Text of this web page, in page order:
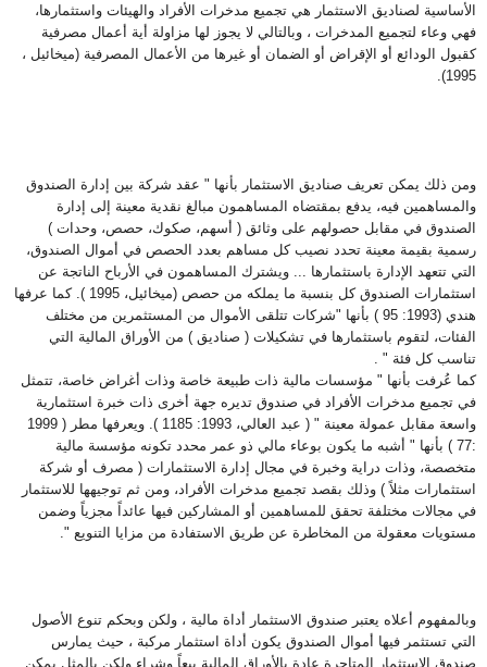
الأساسية لصناديق الاستثمار هي تجميع مدخرات الأفراد والهيئات واستثمارها،
فهي وعاء لتجميع المدخرات ، وبالتالي لا يجوز لها مزاولة أية أعمال مصرفية
كقبول الودائع أو الإقراض أو الضمان أو غيرها من الأعمال المصرفية (ميخائيل ،
1995
).
ومن ذلك يمكن تعريف صناديق الاستثمار بأنها " عقد شركة بين إدارة الصندوق
والمساهمين فيه، يدفع بمقتضاه المساهمون مبالغ نقدية معينة إلى إدارة
الصندوق في مقابل حصولهم على وثائق ( أسهم، صكوك، حصص، وحدات )
رسمية بقيمة معينة تحدد نصيب كل مساهم بعدد الحصص في أموال الصندوق،
التي تتعهد الإدارة باستثمارها ... ويشترك المساهمون في الأرباح الناتجة عن
استثمارات الصندوق كل بنسبة ما يملكه من حصص (ميخائيل، 1995 ). كما عرفها
هندي (1993: 95 ) بأنها "شركات تتلقى الأموال من المستثمرين من مختلف
الفئات، لتقوم باستثمارها في تشكيلات ( صناديق ) من الأوراق المالية التي
تناسب كل فئة " .
كما عُرفت بأنها " مؤسسات مالية ذات طبيعة خاصة وذات أغراض خاصة، تتمثل
في تجميع مدخرات الأفراد في صندوق تديره جهة أخرى ذات خبرة استثمارية
واسعة مقابل عمولة معينة " ( عبد العالي، 1993: 1185 ). ويعرفها مطر ( 1999
:77 ) بأنها " أشبه ما يكون بوعاء مالي ذو عمر محدد تكونه مؤسسة مالية
متخصصة، وذات دراية وخبرة في مجال إدارة الاستثمارات ( مصرف أو شركة
استثمارات مثلاً ) وذلك بقصد تجميع مدخرات الأفراد، ومن ثم توجيهها للاستثمار
في مجالات مختلفة تحقق للمساهمين أو المشاركين فيها عائداً مجزياً وضمن
مستويات معقولة من المخاطرة عن طريق الاستفادة من مزايا التنويع ".
وبالمفهوم أعلاه يعتبر صندوق الاستثمار أداة مالية ، ولكن وبحكم تنوع الأصول
التي تستثمر فيها أموال الصندوق يكون أداة استثمار مركبة ، حيث يمارس
صندوق الاستثمار المتاجرة عادة بالأوراق المالية بيعاً وشراء ولكن بالمثل يمكن